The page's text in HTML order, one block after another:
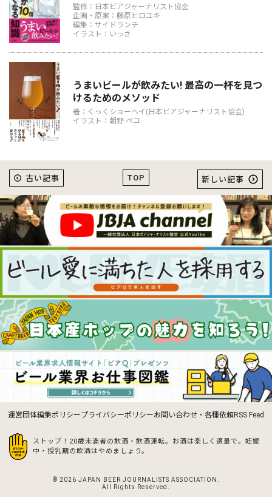
監修：日本ビアジャーナリスト協会
企画・原案：藤原ヒロユキ
編集：サイドランチ
イラスト：いっさ
うまいビールが飲みたい! 最高の一杯を見つ
けるためのメソッド
著：くっくショーヘイ(日本ビアジャーナリスト協会)
イラスト：朝野 ペコ
TOP
古い記事 新しい記事
運営団体編集ポリシープライバシーポリシーお問い合わせ・各種依頼RSS Feed
ストップ！20歳未満者の飲酒・飲酒運転。お酒は楽しく適量で。 妊娠
中・授乳期の飲酒はやめましょう。
© 2026 JAPAN BEER JOURNALISTS ASSOCIATION.
All Rights Reserved.